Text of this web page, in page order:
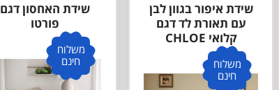
שידת איפור בגוון לבן
עם תאורת לד דגם
קלואי CHLOE
משלוח
חינם
שידת האחסון דגם
פורטו
משלוח
חינם